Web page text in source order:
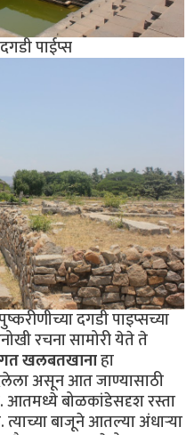
पाईप्स
दगडी पाइप्सच्या
रचना सामोरी येते ते
खलबतखानाहा
असून आत जाण्यासाठी
आतमध्ये बोळकांडेसदृश रस्ता
बाजूने आतल्या अंधार्‍या